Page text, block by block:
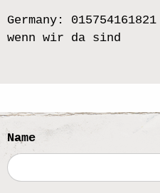
Germany:
wenn wir da sind
Name